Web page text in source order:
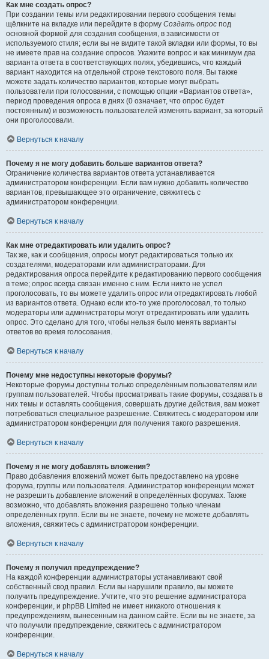
Как мне создать опрос?
При создании темы или редактировании первого сообщения темы
щёлкните на вкладке или перейдите в форму Создать опрос под
основной формой для создания сообщения, в зависимости от
используемого стиля; если вы не видите такой вкладки или формы, то вы
не имеете прав на создание опросов. Укажите вопрос и как минимум два
варианта ответа в соответствующих полях, убедившись, что каждый
вариант находится на отдельной строке текстового поля. Вы также
можете задать количество вариантов, которые могут выбрать
пользователи при голосовании, с помощью опции «Вариантов ответа»,
период проведения опроса в днях (0 означает, что опрос будет
постоянным) и возможность пользователей изменять вариант, за который
они проголосовали.
Вернуться к началу
Почему я не могу добавить больше вариантов ответа?
Ограничение количества вариантов ответа устанавливается
администратором конференции. Если вам нужно добавить количество
вариантов, превышающее это ограничение, свяжитесь с
администратором конференции.
Вернуться к началу
Как мне отредактировать или удалить опрос?
Так же, как и сообщения, опросы могут редактироваться только их
создателями, модераторами или администраторами. Для
редактирования опроса перейдите к редактированию первого сообщения
в теме; опрос всегда связан именно с ним. Если никто не успел
проголосовать, то вы можете удалить опрос или отредактировать любой
из вариантов ответа. Однако если кто-то уже проголосовал, то только
модераторы или администраторы могут отредактировать или удалить
опрос. Это сделано для того, чтобы нельзя было менять варианты
ответов во время голосования.
Вернуться к началу
Почему мне недоступны некоторые форумы?
Некоторые форумы доступны только определённым пользователям или
группам пользователей. Чтобы просматривать такие форумы, создавать в
них темы и оставлять сообщения, совершать другие действия, вам может
потребоваться специальное разрешение. Свяжитесь с модератором или
администратором конференции для получения такого разрешения.
Вернуться к началу
Почему я не могу добавлять вложения?
Право добавления вложений может быть предоставлено на уровне
форума, группы или пользователя. Администратор конференции может
не разрешить добавление вложений в определённых форумах. Также
возможно, что добавлять вложения разрешено только членам
определённых групп. Если вы не знаете, почему не можете добавлять
вложения, свяжитесь с администратором конференции.
Вернуться к началу
Почему я получил предупреждение?
На каждой конференции администраторы устанавливают свой
собственный свод правил. Если вы нарушили правило, вы можете
получить предупреждение. Учтите, что это решение администратора
конференции, и phpBB Limited не имеет никакого отношения к
предупреждениям, вынесенным на данном сайте. Если вы не знаете, за
что получили предупреждение, свяжитесь с администратором
конференции.
Вернуться к началу